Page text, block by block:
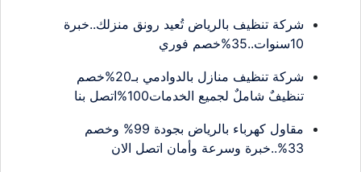
شركة تنظيف بالرياض تُعيد رونق منزلك..خبرة
10سنوات..35%خصم فوري
شركة تنظيف منازل بالدوادمي بـ20%خصم
تنظيفٌ شاملٌ لجميع الخدمات100%اتصل بنا
مقاول كهرباء بالرياض بجودة 99% وخصم
33%..خبرة وسرعة وأمان اتصل الان